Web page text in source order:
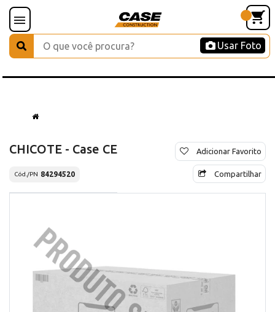
Usar Foto
CHICOTE - Case CE
Cód./PN 84294520
Adicionar Favorito
Compartilhar